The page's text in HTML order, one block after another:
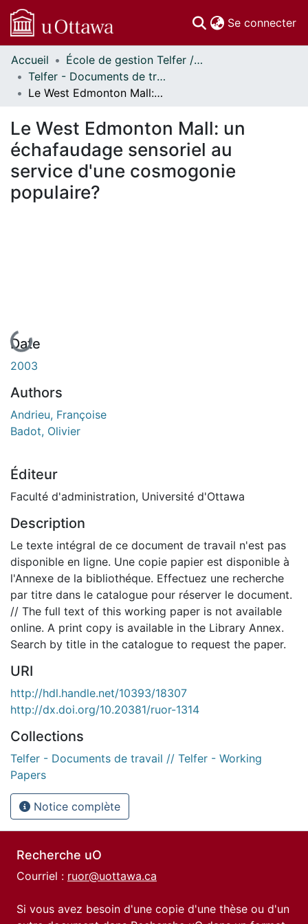
Se connecter
Communautés
et collections
Parcourir
À propos
Accueil
École de gestion Telfer // Telfer School of Management
Telfer - Documents de travail // Telfer - Working Papers
Le West Edmonton Mall: un échafaudage sensoriel au service d'une cosmogonie populaire?
Le West Edmonton Mall: un
échafaudage sensoriel au
service d'une cosmogonie
populaire?
En cours de chargement...
Date
2003
Authors
Andrieu, Françoise
Badot, Olivier
Éditeur
Faculté d'administration, Université d'Ottawa
Description
Le texte intégral de ce document de travail n'est pas
disponible en ligne. Une copie papier est disponible à
l'Annexe de la bibliothéque. Effectuez une recherche
par titre dans le catalogue pour réserver le document.
// The full text of this working paper is not available
online. A print copy is available in the Library Annex.
Search by title in the catalogue to request the paper.
URI
http://hdl.handle.net/10393/18307
http://dx.doi.org/10.20381/ruor-1314
Collections
Telfer - Documents de travail // Telfer - Working
Papers
Notice complète
Recherche uO
Courriel : ruor@uottawa.ca
Si vous avez besoin d'une copie d'une thèse ou d'un